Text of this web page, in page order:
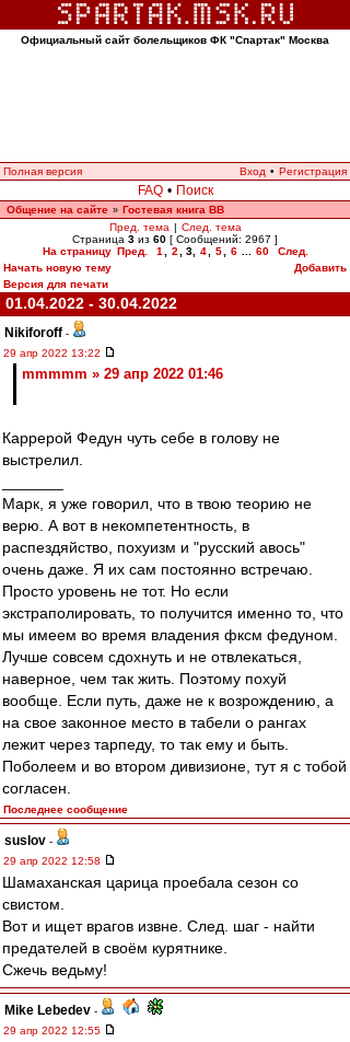
Официальный сайт болельщиков ФК "Спартак" Москва
Полная версия Вход • Регистрация
FAQ • Поиск
Общение на сайте » Гостевая книга ВВ
Пред. тема | След. тема
Страница 3 из 60 [ Сообщений: 2967 ]
На страницу Пред. 1 2 3, 4 5 6 60
След.
Начать новую тему
Добавить
Версия для печати
01.04.2022 - 30.04.2022
Nikiforoff -
29 апр 2022 13:22
mmmmm » 29 апр 2022 01:46
Каррерой Федун чуть себе в голову не
выстрелил.
Марк, я уже говорил, что в твою теорию не
верю. А вот в некомпетентность, в
распездяйство, похуизм и "русский авось"
очень даже. Я их сам постоянно встречаю.
Просто уровень не тот. Но если
экстраполировать, то получится именно то, что
мы имеем во время владения фксм федуном.
Лучше совсем сдохнуть и не отвлекаться,
наверное, чем так жить. Поэтому похуй
вообще. Если путь, даже не к возрождению, а
на свое законное место в табели о рангах
лежит через тарпеду, то так ему и быть.
Поболеем и во втором дивизионе, тут я с тобой
согласен.
Последнее сообщение
suslov -
29 апр 2022 12:58
Шамаханская царица проебала сезон со
свистом.
Вот и ищет врагов извне. След. шаг - найти
предателей в своём курятнике.
Сжечь ведьму!
Mike Lebedev -
29 апр 2022 12:55